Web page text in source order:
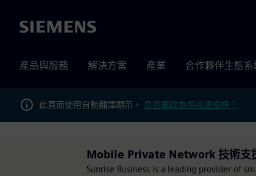
Siemens
產品與服務 解決方案 產業 合作夥伴生態系
此頁面使用自動翻譯顯示。 是否要改為用英語檢視？
Mobile Private Network 技術支
Sunrise Business is a leading provider of